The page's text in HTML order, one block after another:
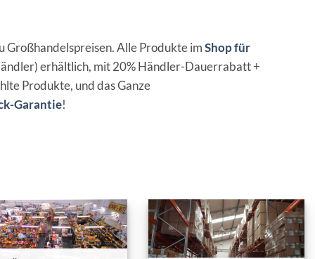
Alle Produkte imShop für
erhältlich, mit 20% Händler-Dauerrabatt +
Produkte, und das Ganze
Garantie!